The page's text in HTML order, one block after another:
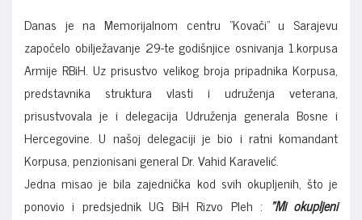
Danas je na Memorijalnom centru "Kovači" u Sarajevu
započelo obilježavanje 29-te godišnjice osnivanja 1.korpusa
Armije RBiH. Uz prisustvo velikog broja pripadnika Korpusa,
predstavnika struktura vlasti i udruženja veterana,
prisustvovala je i delegacija Udruženja generala Bosne i
Hercegovine. U našoj delegaciji je bio i ratni komandant
Korpusa, penzionisani general Dr. Vahid Karavelić.
Jedna misao je bila zajednička kod svih okupljenih, što je
ponovio i predsjednik UG BiH Rizvo Pleh : "Mi okupljeni